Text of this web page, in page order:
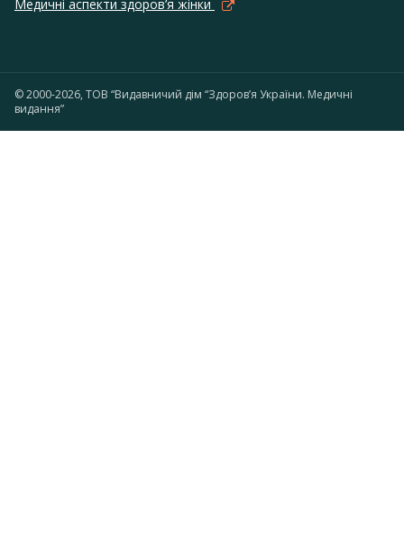
Медичні аспекти здоров’я жінки
© 2000-2026, ТОВ “Видавничий дім “Здоров’я України. Медичні
видання”